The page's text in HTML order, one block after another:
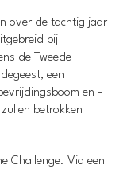
over de tachtig jaar
bij
de Tweede
een
en -
betrokken
Challenge. Via een